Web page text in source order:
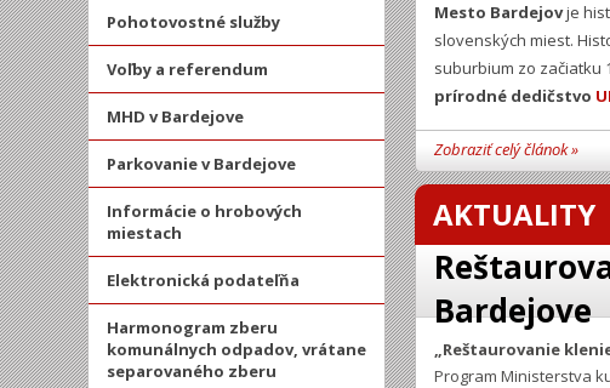
Pohotovostné služby
Voľby a referendum
MHD v Bardejove
Parkovanie v Bardejove
Informácie o hrobových
miestach
Elektronická podateľňa
Harmonogram zberu
komunálnych odpadov, vrátane
separovaného zberu
Mesto Bardejovje
slovenských miest.
suburbium zo začiatku
prírodné dedičstvo
Zobraziť celý článok »
AKTUALITY
Bardejove
„Reštaurovanie
Program Ministerstva